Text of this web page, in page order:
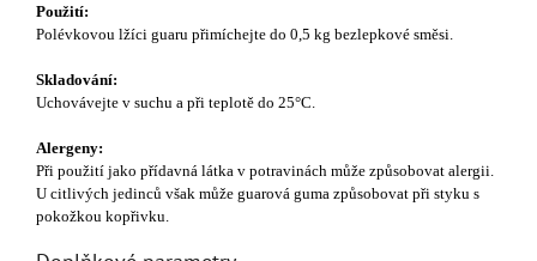
Použití:
Polévkovou lžíci guaru přimíchejte do 0,5 kg bezlepkové směsi.
Skladování:
Uchovávejte v suchu a při teplotě do 25°C.
Alergeny:
Při použití jako přídavná látka v potravinách může způsobovat alergii.
U citlivých jedinců však může guarová guma způsobovat při styku s
pokožkou kopřivku.